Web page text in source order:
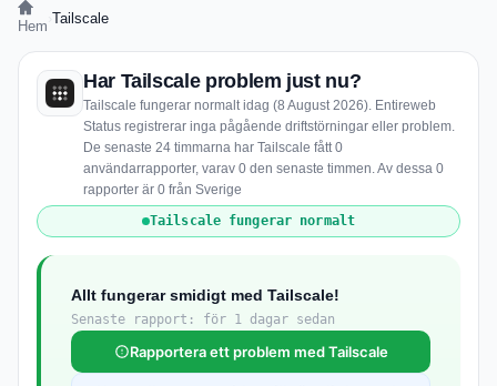
Hem Tailscale
Har Tailscale problem just nu?
Tailscale fungerar normalt idag (8 August 2026). Entireweb
Status registrerar inga pågående driftstörningar eller problem.
De senaste 24 timmarna har Tailscale fått 0
användarrapporter, varav 0 den senaste timmen. Av dessa 0
rapporter är 0 från Sverige
Tailscale fungerar normalt
Allt fungerar smidigt med Tailscale!
Senaste rapport: för 1 dagar sedan
Rapportera ett problem med Tailscale